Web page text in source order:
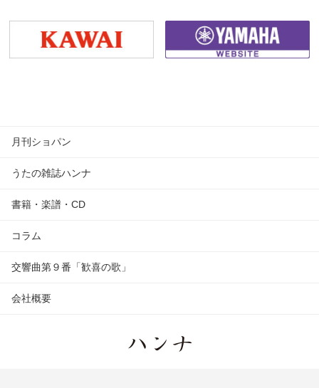
月刊ショパン
うたの雑誌ハンナ
書籍・楽譜・CD
コラム
交響曲第９番「歓喜の歌」
会社概要